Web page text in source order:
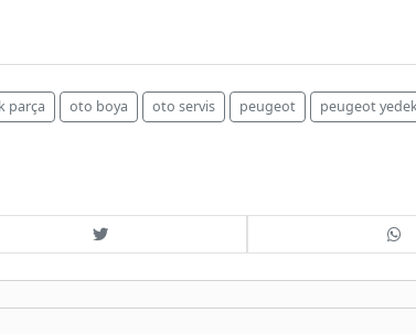
parça oto boya oto servis peugeot
peugeot